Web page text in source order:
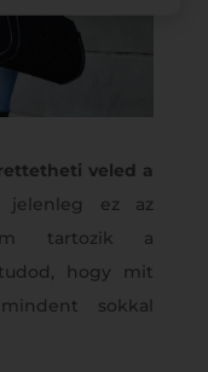
veled a
ez az
tartozik a
hogy mit
sokkal